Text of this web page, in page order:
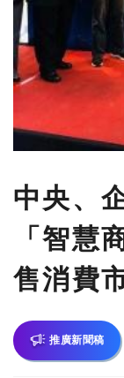
中央、
「智慧
售消費
推廣新聞稿